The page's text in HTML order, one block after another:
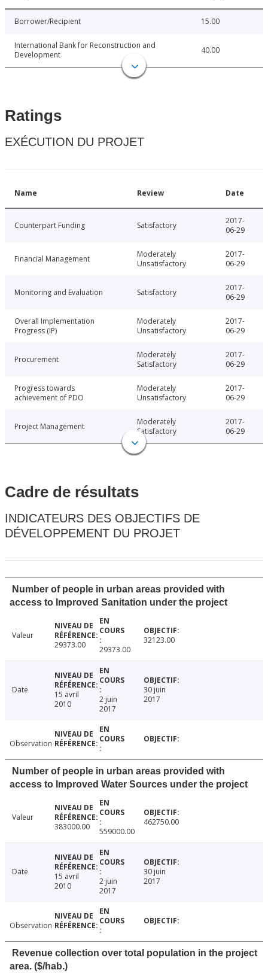
Borrower/Recipient 15.00
International Bank for Reconstruction and
Development
40.00
Ratings
EXÉCUTION DU PROJET
Name Review Date
Counterpart Funding Satisfactory
2017-
06-29
Financial Management
Moderately
Unsatisfactory
2017-
06-29
Monitoring and Evaluation Satisfactory
2017-
06-29
Overall Implementation
Progress (IP)
Moderately
Unsatisfactory
2017-
06-29
Procurement
Moderately
Satisfactory
2017-
06-29
Progress towards
achievement of PDO
Moderately
Unsatisfactory
2017-
06-29
Project Management
Moderately
Satisfactory
2017-
06-29
Cadre de résultats
INDICATEURS DES OBJECTIFS DE
DÉVELOPPEMENT DU PROJET
Number of people in urban areas provided with
access to Improved Sanitation under the project
Valeur
29373.00
29373.00
32123.00
Date
15 avril
2010
2 juin
2017
30 juin
2017
Observation
Number of people in urban areas provided with
access to Improved Water Sources under the project
Valeur
383000.00
559000.00
462750.00
Date
15 avril
2010
2 juin
2017
30 juin
2017
Observation
Revenue collection over total population in the project
area. ($/hab.)